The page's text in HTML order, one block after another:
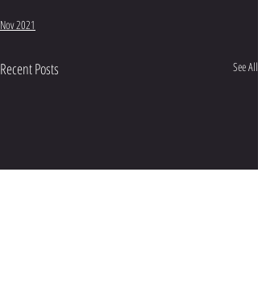
Nov 2021
Recent Posts See All